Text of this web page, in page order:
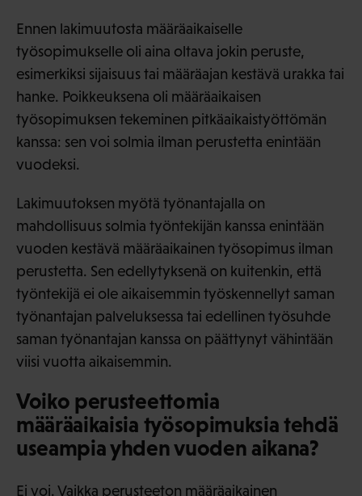
Ennen lakimuutosta määräaikaiselle
työsopimukselle oli aina oltava jokin peruste,
esimerkiksi sijaisuus tai määräajan kestävä urakka tai
hanke. Poikkeuksena oli määräaikaisen
työsopimuksen tekeminen pitkäaikaistyöttömän
kanssa: sen voi solmia ilman perustetta enintään
vuodeksi.
Lakimuutoksen myötä työnantajalla on
mahdollisuus solmia työntekijän kanssa enintään
vuoden kestävä määräaikainen työsopimus ilman
perustetta. Sen edellytyksenä on kuitenkin, että
työntekijä ei ole aikaisemmin työskennellyt saman
työnantajan palveluksessa tai edellinen työsuhde
saman työnantajan kanssa on päättynyt vähintään
viisi vuotta aikaisemmin.
Voiko perusteettomia
määräaikaisia työsopimuksia tehdä
useampia yhden vuoden aikana?
Ei voi. Vaikka perusteeton määräaikainen